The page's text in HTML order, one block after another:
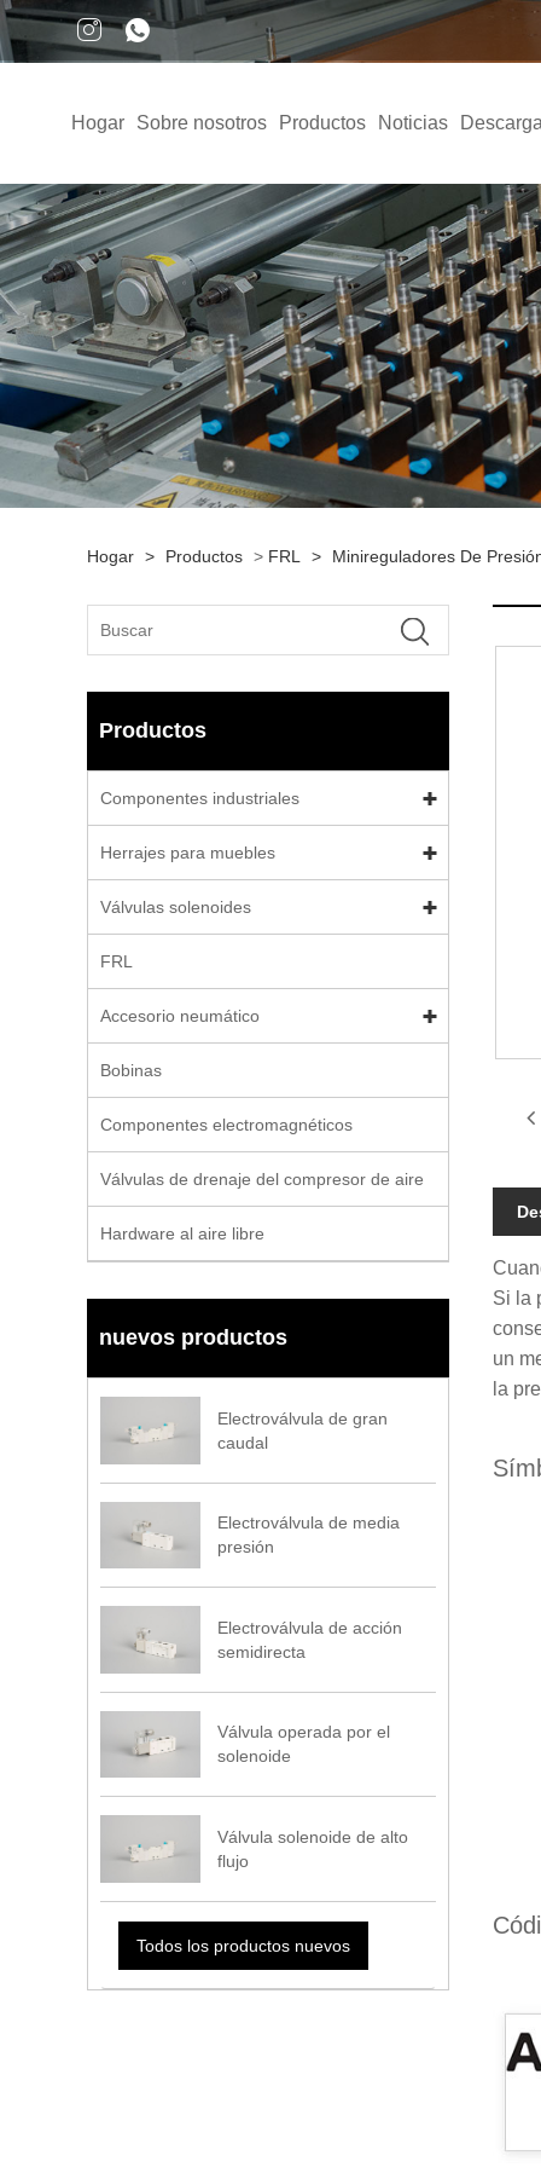
Hogar Sobre nosotros Productos Noticias
Hogar > Productos > FRL > Minireguladores De
Productos
Componentes industriales
Herrajes para muebles
Válvulas solenoides
FRL
Accesorio neumático
Bobinas
Componentes electromagnéticos
Válvulas de drenaje del compresor de aire
Hardware al aire libre
nuevos productos
Electroválvula de gran
caudal
Electroválvula de media
presión
Electroválvula de acción
semidirecta
Válvula operada por el
solenoide
Válvula solenoide de alto
flujo
Todos los productos nuevos
Si la
un
la